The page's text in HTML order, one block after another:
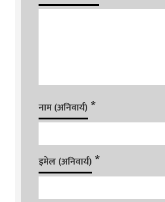
नाम (अनिवार्य) *
इमेल (अनिवार्य) *